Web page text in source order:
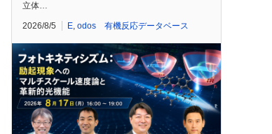
立体…
2026/8/5 E, odos 有機反応データベース